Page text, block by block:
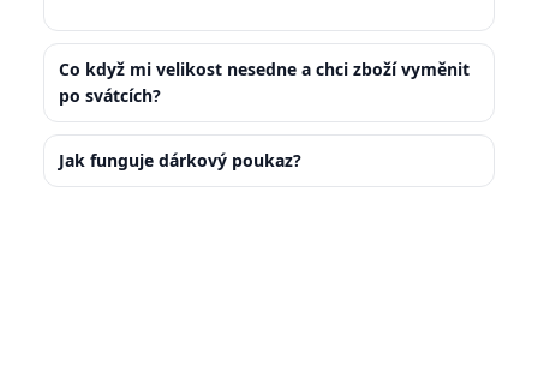
Co když mi velikost nesedne a chci zboží vyměnit
po svátcích?
Jak funguje dárkový poukaz?